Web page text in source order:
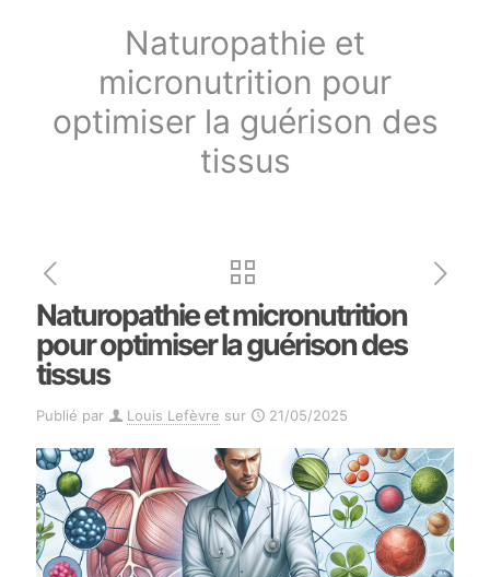
Naturopathie et
micronutrition pour
optimiser la guérison des
tissus
Naturopathie et micronutrition
pour optimiser la guérison des
tissus
Publié par Louis Lefèvre sur 21/05/2025